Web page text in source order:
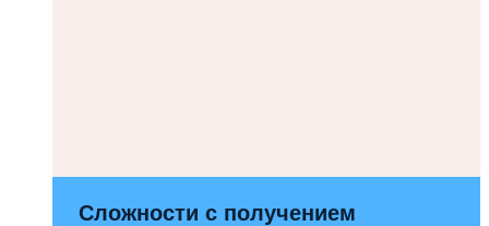
Сложности с получением